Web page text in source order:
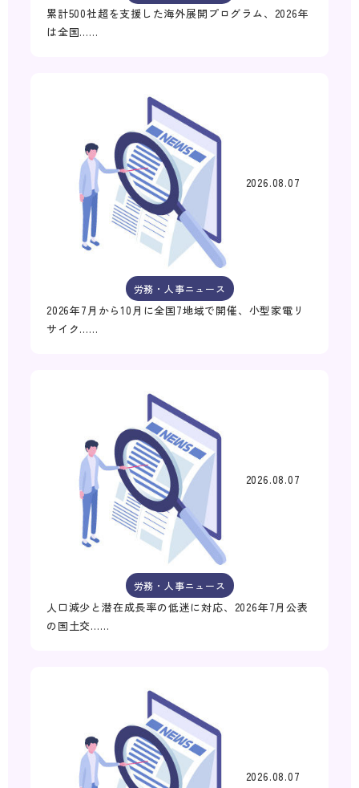
累計500社超を支援した海外展開プログラム、2026年
は全国……
2026.08.07
労務・人事ニュース
2026年7月から10月に全国7地域で開催、小型家電リ
サイク……
2026.08.07
労務・人事ニュース
人口減少と潜在成長率の低迷に対応、2026年7月公表
の国土交……
2026.08.07